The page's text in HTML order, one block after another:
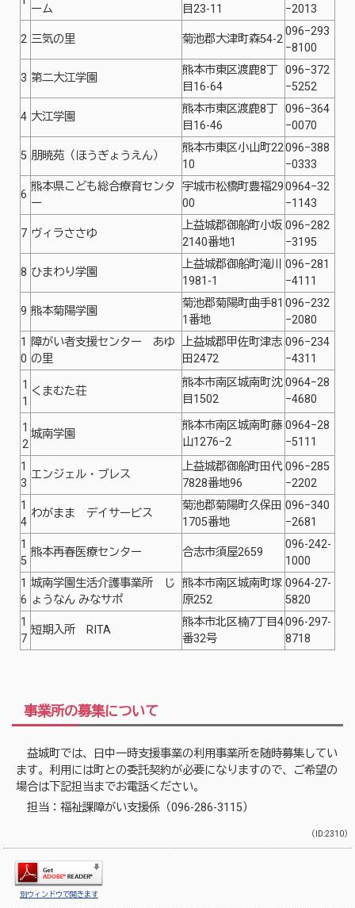
ーム 目23-11 −2013
2 三気の里 菊池郡大津町森54-2
096−293
−8100
3 第二大江学園
熊本市東区渡鹿8丁
目16-64
096−372
−5252
4 大江学園
熊本市東区渡鹿8丁
目16-46
096−364
−0070
5 朋暁苑（ほうぎょうえん）
熊本市東区小山町22
10
096−388
−0333
6
熊本県こども総合療育センタ
ー
宇城市松橋町豊福29
00
0964−32
−1143
7 ヴィラささゆ
上益城郡御船町小坂
2140番地1
096−282
−3195
8 ひまわり学園
上益城郡御船町滝川
1981-1
096−281
−4111
9 熊本菊陽学園
菊池郡菊陽町曲手81
1番地
096−232
−2080
1
0
障がい者支援センター あゆ
の里
上益城郡甲佐町津志
田2472
096−234
−4311
1
1
くまむた荘
熊本市南区城南町沈
目1502
0964−28
−4680
1
2
城南学園
熊本市南区城南町藤
山1276−2
0964−28
−5111
1
3
エンジェル・ブレス
上益城郡御船町田代
7828番地96
096−285
−2202
1
4
わがまま デイサービス
菊池郡菊陽町久保田
1705番地
096−340
−2681
1
5
熊本再春医療センター 合志市須屋2659
096-242-
1000
1
6
城南学園生活介護事業所 じ
ょうなん みなサポ
熊本市南区城南町塚
原252
0964-27-
5820
1
7
短期入所 RITA
熊本市北区楠7丁目4
番32号
096-297-
8718
事業所の募集について
益城町では、日中一時支援事業の利用事業所を随時募集してい
ます。利用には町との委託契約が必要になりますので、ご希望の
場合は下記担当までお電話ください。
担当：福祉課障がい支援係（096-286-3115）
（ID:2310）
別ウィンドウで開きます